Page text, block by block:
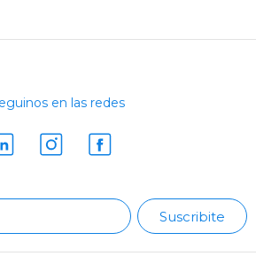
en las redes
Suscribite